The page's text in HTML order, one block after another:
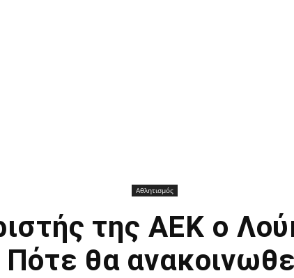
Αθλητισμός
της ΑΕΚ ο
Πότε θα